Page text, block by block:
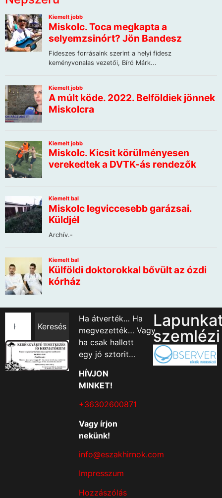
Keresés
Ha átverték… Ha
megvezették… Vagy
ha csak hallott
egy jó sztorit…
HÍVJON
MINKET!
+36302600871
Vagy írjon
nekünk!
info@eszakhirnok.com
Impresszum
Hozzászólás
szemlézi